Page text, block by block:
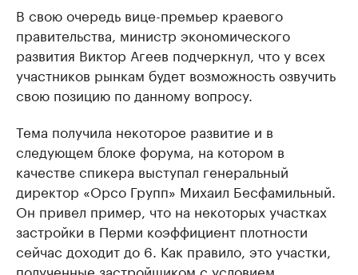
В свою очередь вице-премьер краевого
правительства, министр экономического
развития Виктор Агеев подчеркнул, что у всех
участников рынкам будет возможность озвучить
свою позицию по данному вопросу.
Тема получила некоторое развитие и в
следующем блоке форума, на котором в
качестве спикера выступал генеральный
директор «Орсо Групп» Михаил Бесфамильный.
Он привел пример, что на некоторых участках
застройки в Перми коэффициент плотности
сейчас доходит до 6. Как правило, это участки,
полученные застройщиком с условием